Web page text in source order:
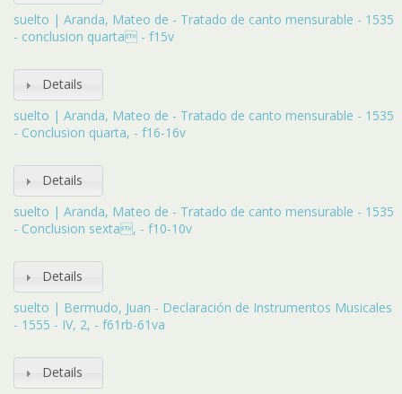
suelto | Aranda, Mateo de - Tratado de canto mensurable - 1535
- conclusion quarta - f15v
Details
suelto | Aranda, Mateo de - Tratado de canto mensurable - 1535
- Conclusion quarta, - f16-16v
Details
suelto | Aranda, Mateo de - Tratado de canto mensurable - 1535
- Conclusion sexta, - f10-10v
Details
suelto | Bermudo, Juan - Declaración de Instrumentos Musicales
- 1555 - IV, 2, - f61rb-61va
Details